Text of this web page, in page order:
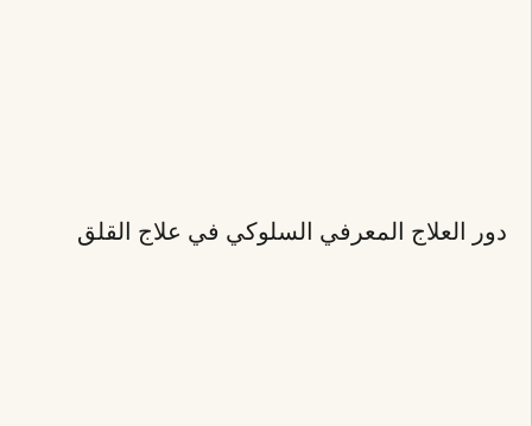
دور العلاج المعرفي السلوكي في علاج القلق